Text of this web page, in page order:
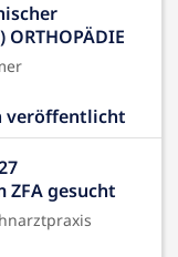
veröffentlicht
gesucht